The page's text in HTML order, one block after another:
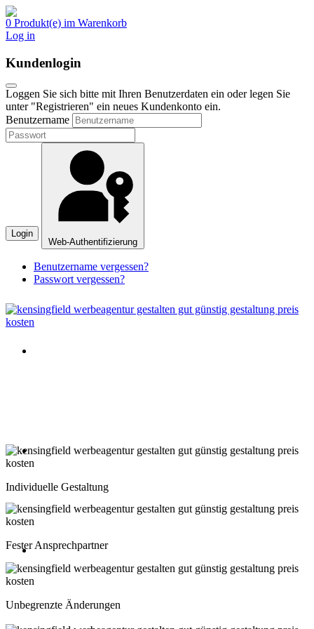
0 Produkt(e) im Warenkorb
Log in
Kundenlogin
Loggen Sie sich bitte mit Ihren Benutzerdaten ein oder legen Sie
unter "Registrieren" ein neues Kundenkonto ein.
Benutzername
Login
Web-Authentifizierung
Benutzername vergessen?
Passwort vergessen?
Beratung oder Rückruf anfordern
Schweiz: 043 508 66 63
Montag-Freitag 10:00-18:00 Uhr
Beratung oder Rückruf anfordern
Montag-Freitag 10:00-18:00 Uhr
Individuelle Gestaltung
Fester Ansprechpartner
Unbegrenzte Änderungen